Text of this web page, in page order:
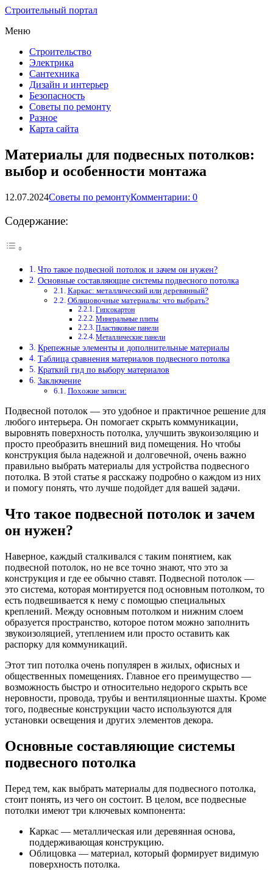
Строительный портал
Меню
Строительство
Электрика
Сантехника
Дизайн и интерьер
Безопасность
Советы по ремонту
Разное
Карта сайта
Материалы для подвесных потолков:
выбор и особенности монтажа
12.07.2024Советы по ремонтуКомментарии: 0
Содержание:
Что такое подвесной потолок и зачем он нужен?
Основные составляющие системы подвесного потолка
Каркас: металлический или деревянный?
Облицовочные материалы: что выбрать?
Гипсокартон
Минеральные плиты
Пластиковые панели
Металлические панели
Крепежные элементы и дополнительные материалы
Таблица сравнения материалов подвесного потолка
Краткий гид по выбору материалов
Заключение
Похожие записи:
Подвесной потолок — это удобное и практичное решение для
любого интерьера. Он помогает скрыть коммуникации,
выровнять поверхность потолка, улучшить звукоизоляцию и
просто преобразить внешний вид помещения. Но чтобы
конструкция была надежной и долговечной, очень важно
правильно выбрать материалы для устройства подвесного
потолка. В этой статье я расскажу подробно о каждом из них
и помогу понять, что лучше подойдет для вашей задачи.
Что такое подвесной потолок и зачем
он нужен?
Наверное, каждый сталкивался с таким понятием, как
подвесной потолок, но не все точно знают, что это за
конструкция и где ее обычно ставят. Подвесной потолок —
это система, которая монтируется под основным потолком, то
есть подвешивается к нему с помощью специальных
креплений. Между основным потолком и нижним слоем
образуется пространство, которое потом можно заполнить
звукоизоляцией, утеплением или просто оставить как
распорку для коммуникаций.
Этот тип потолка очень популярен в жилых, офисных и
общественных помещениях. Главное его преимущество —
возможность быстро и относительно недорого скрыть все
неровности, провода, трубы и вентиляционные шахты. Кроме
того, подвесные конструкции часто используются для
установки освещения и других элементов декора.
Основные составляющие системы
подвесного потолка
Перед тем, как выбрать материалы для подвесного потолка,
стоит понять, из чего он состоит. В целом, все подвесные
потолки имеют три ключевых компонента:
Каркас — металлическая или деревянная основа,
поддерживающая конструкцию.
Облицовка — материал, который формирует видимую
поверхность потолка.